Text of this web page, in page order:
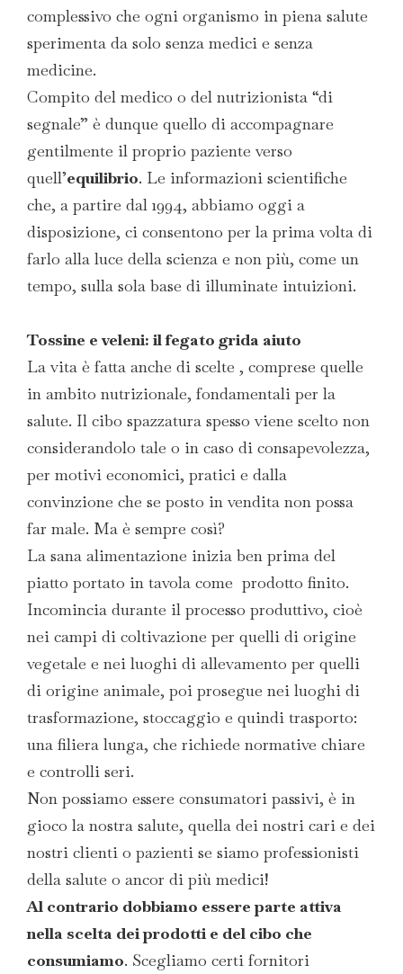
complessivo che ogni organismo in piena salute
sperimenta da solo senza medici e senza
medicine.
Compito del medico o del nutrizionista “di
segnale” è dunque quello di accompagnare
gentilmente il proprio paziente verso
quell’equilibrio. Le informazioni scientifiche
che, a partire dal 1994, abbiamo oggi a
disposizione, ci consentono per la prima volta di
farlo alla luce della scienza e non più, come un
tempo, sulla sola base di illuminate intuizioni.
Tossine e veleni: il fegato grida aiuto
La vita è fatta anche di scelte , comprese quelle
in ambito nutrizionale, fondamentali per la
salute. Il cibo spazzatura spesso viene scelto non
considerandolo tale o in caso di consapevolezza,
per motivi economici, pratici e dalla
convinzione che se posto in vendita non possa
far male. Ma è sempre così?
La sana alimentazione inizia ben prima del
piatto portato in tavola come prodotto finito.
Incomincia durante il processo produttivo, cioè
nei campi di coltivazione per quelli di origine
vegetale e nei luoghi di allevamento per quelli
di origine animale, poi prosegue nei luoghi di
trasformazione, stoccaggio e quindi trasporto:
una filiera lunga, che richiede normative chiare
e controlli seri.
Non possiamo essere consumatori passivi, è in
gioco la nostra salute, quella dei nostri cari e dei
nostri clienti o pazienti se siamo professionisti
della salute o ancor di più medici!
Al contrario dobbiamo essere parte attiva
nella scelta dei prodotti e del cibo che
consumiamo. Scegliamo certi fornitori